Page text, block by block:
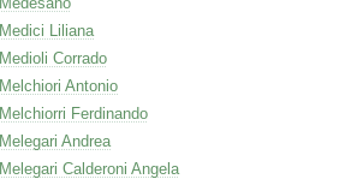
Medici Liliana
Medioli Corrado
Melchiori Antonio
Melchiorri Ferdinando
Melegari Andrea
Melegari Calderoni Angela